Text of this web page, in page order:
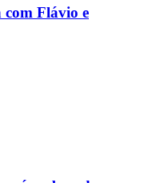
Flávio e